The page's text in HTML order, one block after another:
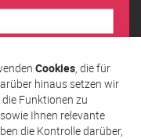
Cookies, die für
hinaus setzen wir
Funktionen zu
Ihnen relevante
die Kontrolle darüber,